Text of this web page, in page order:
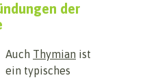
der
Auch Thymian ist
ein typisches